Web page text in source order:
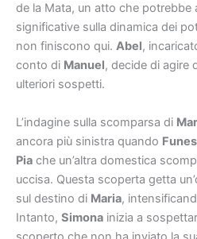
de la Mata, un atto che potrebbe
significative sulla dinamica dei
non finiscono qui. Abel,
conto di Manuel, decide di agire
ulteriori sospetti.
L’indagine sulla scomparsa di
ancora più sinistra quando Funes
Pia che un’altra domestica
uccisa. Questa scoperta getta
sul destino di Maria,
Intanto, Simona inizia a